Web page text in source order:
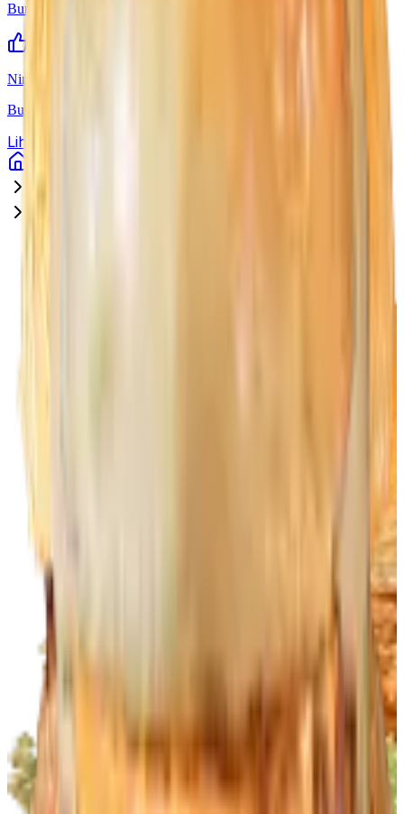
Burger
Ningrat
Burger
Lihat Semua Menu